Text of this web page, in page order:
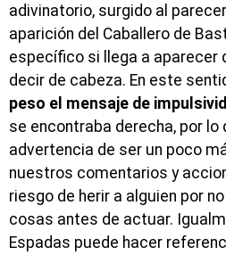
adivinatorio, surgido al
aparición del Caballero de
específico si llega a aparecer
decir de cabeza. En este
peso el mensaje de
se encontraba derecha, por lo
advertencia de ser un poco
nuestros comentarios y
riesgo de herir a alguien por
cosas antes de actuar.
Espadas puede hacer